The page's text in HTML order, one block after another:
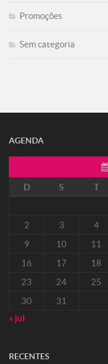
Promoções
Sem categoria
AGENDA
D
S T
2
3 4
9
10 11
16
17 18
23
24 25
30
31
« jul
RECENTES